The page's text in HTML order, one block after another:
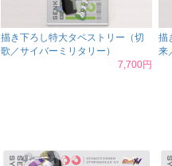
描き下ろし特大タペストリー（切
歌／サイバーミリタリー）
7,700円
描
来